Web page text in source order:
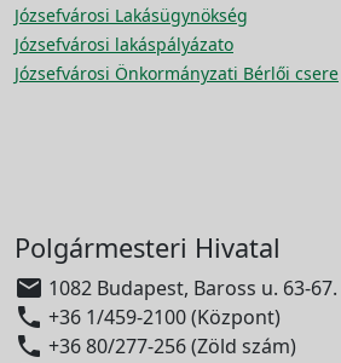
Józsefvárosi Lakásügynökség
Józsefvárosi lakáspályázato
Józsefvárosi Önkormányzati Bérlői csere
Polgármesteri Hivatal
 1082 Budapest, Baross u. 63-67.
 +36 1/459-2100 (Központ)
 +36 80/277-256 (Zöld szám)